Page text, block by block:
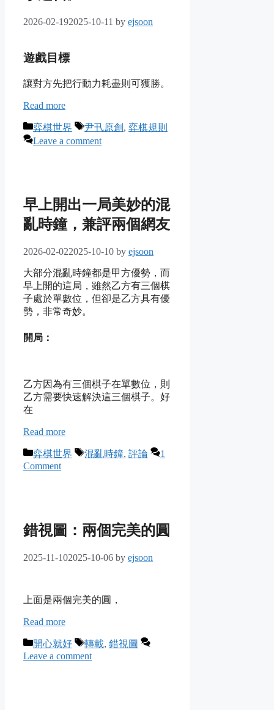
2026-02-192025-10-11 by ejsoon
遊戲目標
讓對方先把行動力耗盡則可獲勝。
Read more
Categories
弈棋世界 Tags
尹卂原創 , 弈棋規則
Leave a comment
早上開出一局美妙的混
亂時鐘，兼評兩個網友
2026-02-022025-10-10 by ejsoon
大部分混亂時鐘都是甲方優勢，而
早上開的這局，雖然乙方有三個棋
子處於單數位，但卻是乙方具有優
勢，非常奇妙。
開局：
乙方因為有三個棋子在單數位，則
乙方需要快速解決這三個棋子。好
在
Read more
Categories
弈棋世界 Tags
混亂時鐘, 評論
1
Comment
錯視圖：兩個完美的圓
2025-11-102025-10-06 by ejsoon
上面是兩個完美的圓，
Read more
Categories
開心就好 Tags
轉載, 錯視圖
Leave a comment